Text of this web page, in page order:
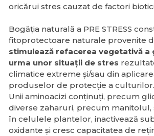
oricărui stres cauzat de factori
Bogăția naturală a PRE STRESS
fitoprotectoare naturale provenite
stimulează refacerea vegetativă a
urma unor situații de stres
climatice extreme și/sau din
produselor de protecție a culturilor.
Unii aminoacizi conținuți, precum
diverse zaharuri, precum manitolul,
în celulele plantelor, inactivează
oxidante și cresc capacitatea de